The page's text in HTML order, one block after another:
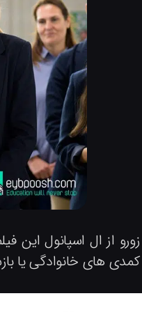
زورو از ال اسپانول
های خانوادگی یا